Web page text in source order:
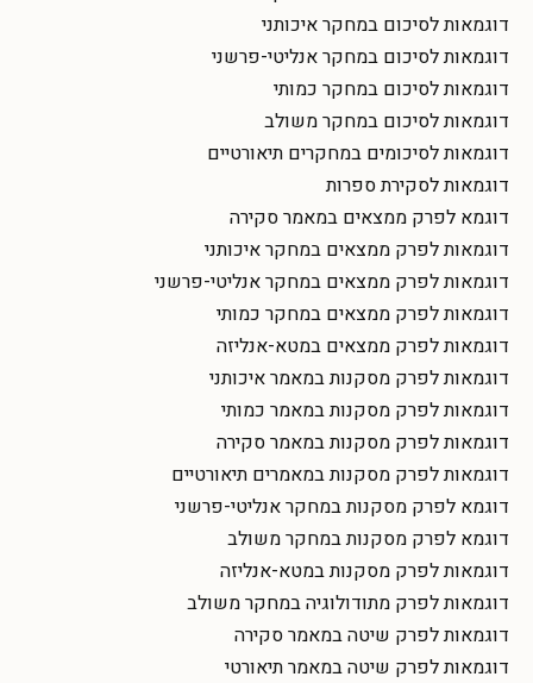
דוגמאות לסיכום במחקר איכותני
דוגמאות לסיכום במחקר אנליטי-פרשני
דוגמאות לסיכום במחקר כמותי
דוגמאות לסיכום במחקר משולב
דוגמאות לסיכומים במחקרים תיאורטיים
דוגמאות לסקירת ספרות
דוגמא לפרק ממצאים במאמר סקירה
דוגמאות לפרק ממצאים במחקר איכותני
דוגמאות לפרק ממצאים במחקר אנליטי-פרשני
דוגמאות לפרק ממצאים במחקר כמותי
דוגמאות לפרק ממצאים במטא-אנליזה
דוגמאות לפרק מסקנות במאמר איכותני
דוגמאות לפרק מסקנות במאמר כמותי
דוגמאות לפרק מסקנות במאמר סקירה
דוגמאות לפרק מסקנות במאמרים תיאורטיים
דוגמא לפרק מסקנות במחקר אנליטי-פרשני
דוגמא לפרק מסקנות במחקר משולב
דוגמאות לפרק מסקנות במטא-אנליזה
דוגמאות לפרק מתודולוגיה במחקר משולב
דוגמאות לפרק שיטה במאמר סקירה
דוגמאות לפרק שיטה במאמר תיאורטי